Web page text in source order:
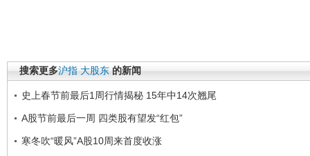
搜索更多沪指 大股东 的新闻
史上春节前最后1周行情揭秘 15年中14次翘尾
A股节前最后一周 四类股有望发“红包”
寒冬吹“暖风”A股10周来首度收涨